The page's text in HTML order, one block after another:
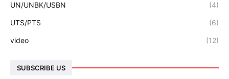
UN/UNBK/USBN (4)
UTS/PTS (6)
video (12)
SUBSCRIBE US